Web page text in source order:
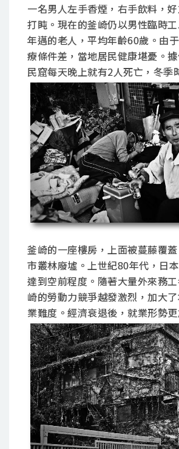
一名男人左手香煙，右手飲料，
打盹。現在的釜崎仍以男性臨時
年邁的老人，平均年齡60歲。由
療條件差，當地居民健康堪憂。
民窟每天晚上就有2人死亡，冬季
釜崎的一座樓房，上面被蔓藤覆
市叢林廢墟。上世紀80年代，日
達到空前程度。隨著大量外來務
崎的勞動力競爭越發激烈，加大
業難度。經濟衰退後，就業形勢更